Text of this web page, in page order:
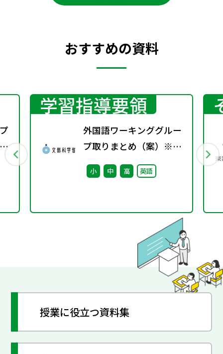
おすすめの資料
学習指導要領
外国語ワーキンググルー
プ取りまとめ（案）※会
議後修正
小 中 高 英語
授業に役立つ資料集